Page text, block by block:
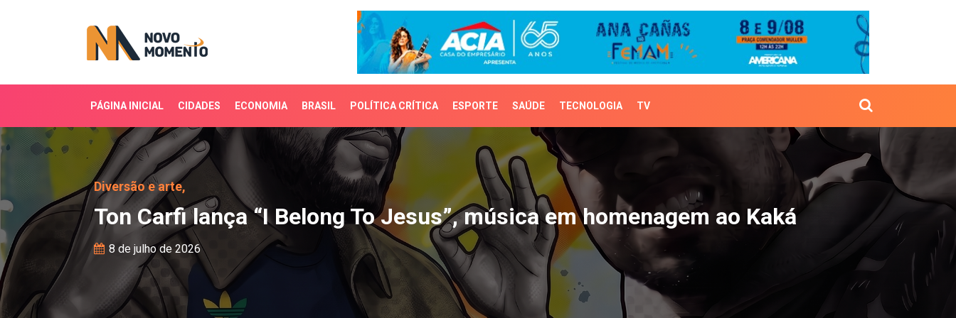
PÁGINA INICIAL CIDADES ECONOMIA BRASIL POLÍTICA CRÍTICA ESPORTE SAÚDE TECNOLOGIA TV
Ton Carfi lança “I Belong To Jesus”, música em homenagem ao Kaká
Diversão e arte,
Ton Carfi lança “I Belong To Jesus”, música em homenagem ao Kaká
8 de julho de 2026